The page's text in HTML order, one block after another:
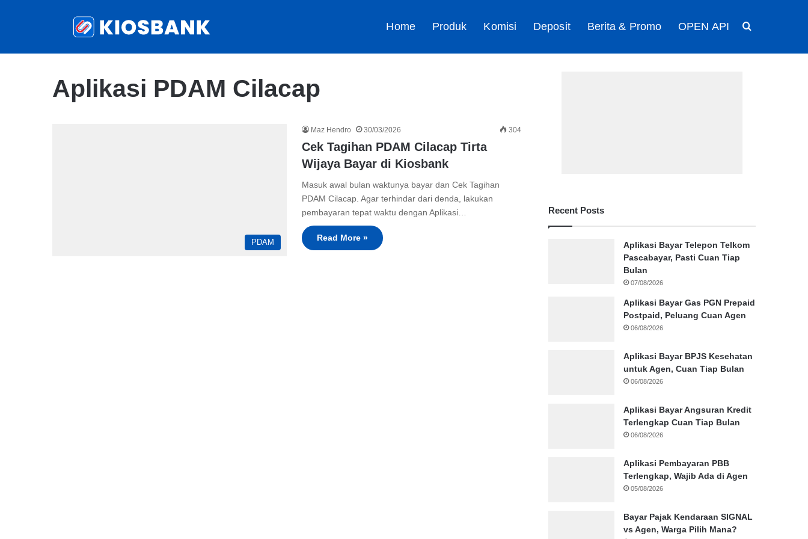
Home Produk Komisi Deposit Berita & Promo OPEN API
Aplikasi PDAM Cilacap
PDAM
Maz Hendro 30/03/2026 304
Cek Tagihan PDAM Cilacap Tirta
Wijaya Bayar di Kiosbank
Masuk awal bulan waktunya bayar dan Cek Tagihan
PDAM Cilacap. Agar terhindar dari denda, lakukan
pembayaran tepat waktu dengan Aplikasi…
Read More »
Recent Posts
Aplikasi Bayar Telepon Telkom
Pascabayar, Pasti Cuan Tiap
Bulan
07/08/2026
Aplikasi Bayar Gas PGN Prepaid
Postpaid, Peluang Cuan Agen
06/08/2026
Aplikasi Bayar BPJS Kesehatan
untuk Agen, Cuan Tiap Bulan
06/08/2026
Aplikasi Bayar Angsuran Kredit
Terlengkap Cuan Tiap Bulan
06/08/2026
Aplikasi Pembayaran PBB
Terlengkap, Wajib Ada di Agen
05/08/2026
Bayar Pajak Kendaraan SIGNAL
vs Agen, Warga Pilih Mana?